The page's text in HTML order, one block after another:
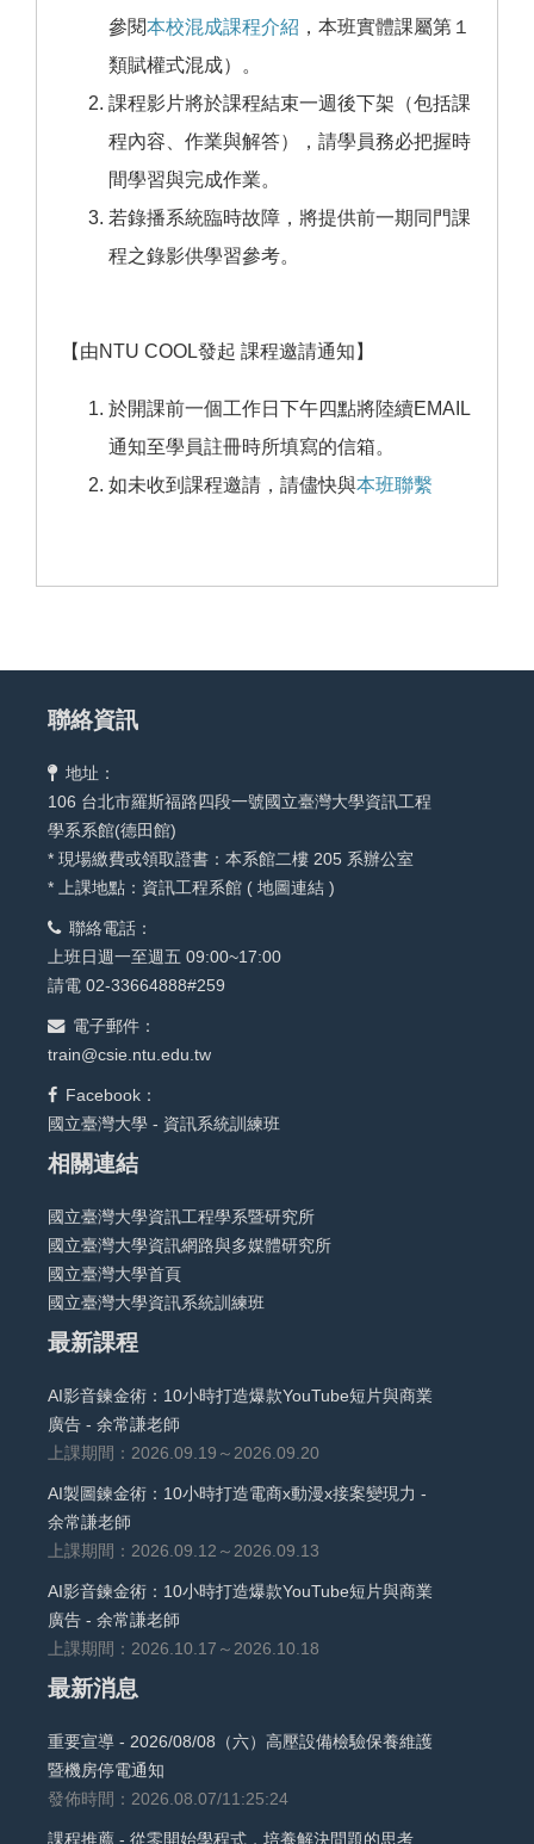
參閱本校混成課程介紹 ，本班實體課屬第１
類賦權式混成）。
課程影片將於課程結束一週後下架（包括課
程內容、作業與解答），請學員務必把握時
間學習與完成作業。
若錄播系統臨時故障，將提供前一期同門課
程之錄影供學習參考。
【由NTU COOL發起 課程邀請通知】
於開課前一個工作日下午四點將陸續EMAIL
通知至學員註冊時所填寫的信箱。
如未收到課程邀請，請儘快與本班聯繫
聯絡資訊
地址：
106 台北市羅斯福路四段一號國立臺灣大學資訊工程
學系系館(德田館)
* 現場繳費或領取證書：本系館二樓 205 系辦公室
* 上課地點：資訊工程系館 ( 地圖連結 )
聯絡電話：
上班日週一至週五 09:00~17:00
請電 02-33664888#259
電子郵件：
train@csie.ntu.edu.tw
Facebook：
國立臺灣大學 - 資訊系統訓練班
相關連結
國立臺灣大學資訊工程學系暨研究所
國立臺灣大學資訊網路與多媒體研究所
國立臺灣大學首頁
國立臺灣大學資訊系統訓練班
最新課程
AI影音鍊金術：10小時打造爆款YouTube短片與商業
廣告 - 余常謙老師
上課期間：2026.09.19～2026.09.20
AI製圖鍊金術：10小時打造電商x動漫x接案變現力 -
余常謙老師
上課期間：2026.09.12～2026.09.13
AI影音鍊金術：10小時打造爆款YouTube短片與商業
廣告 - 余常謙老師
上課期間：2026.10.17～2026.10.18
最新消息
重要宣導 - 2026/08/08（六）高壓設備檢驗保養維護
暨機房停電通知
發佈時間：2026.08.07/11:25:24
課程推薦 - 從零開始學程式，培養解決問題的思考